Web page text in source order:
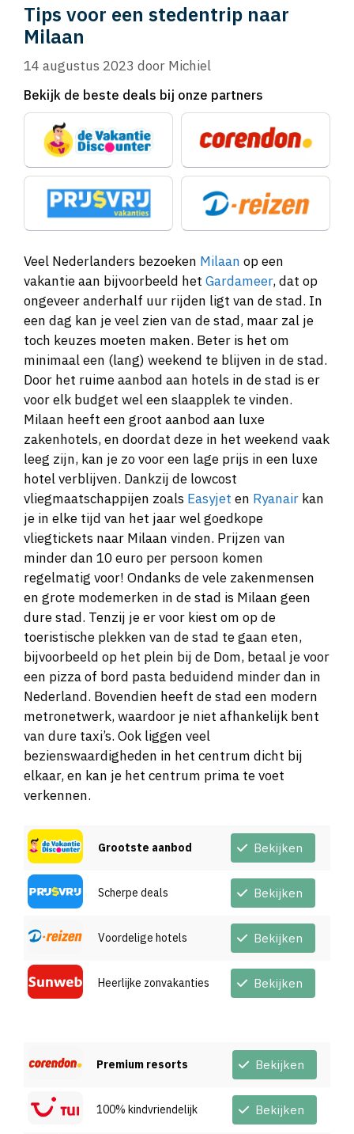
Tips voor een stedentrip naar
Milaan
14 augustus 2023 door Michiel
Bekijk de beste deals bij onze partners
Veel Nederlanders bezoeken Milaan op een
vakantie aan bijvoorbeeld het Gardameer, dat op
ongeveer anderhalf uur rijden ligt van de stad. In
een dag kan je veel zien van de stad, maar zal je
toch keuzes moeten maken. Beter is het om
minimaal een (lang) weekend te blijven in de stad.
Door het ruime aanbod aan hotels in de stad is er
voor elk budget wel een slaapplek te vinden.
Milaan heeft een groot aanbod aan luxe
zakenhotels, en doordat deze in het weekend vaak
leeg zijn, kan je zo voor een lage prijs in een luxe
hotel verblijven. Dankzij de lowcost
vliegmaatschappijen zoals Easyjet en Ryanair kan
je in elke tijd van het jaar wel goedkope
vliegtickets naar Milaan vinden. Prijzen van
minder dan 10 euro per persoon komen
regelmatig voor! Ondanks de vele zakenmensen
en grote modemerken in de stad is Milaan geen
dure stad. Tenzij je er voor kiest om op de
toeristische plekken van de stad te gaan eten,
bijvoorbeeld op het plein bij de Dom, betaal je voor
een pizza of bord pasta beduidend minder dan in
Nederland. Bovendien heeft de stad een modern
metronetwerk, waardoor je niet afhankelijk bent
van dure taxi’s. Ook liggen veel
bezienswaardigheden in het centrum dicht bij
elkaar, en kan je het centrum prima te voet
verkennen.
Grootste aanbod Bekijken
Scherpe deals Bekijken
Voordelige hotels Bekijken
Heerlijke zonvakanties Bekijken
Premium resorts Bekijken
100% kindvriendelijk Bekijken